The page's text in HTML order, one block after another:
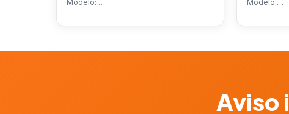
Modelo: …
Modelo:…
Aviso